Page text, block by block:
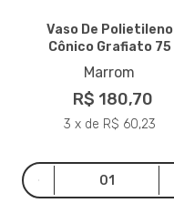
Vaso De Polietileno
Cônico Grafiato 75
Marrom
R$ 180,70
3 x de R$ 60,23